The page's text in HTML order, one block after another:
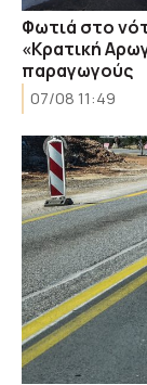
Φωτιά στο
«Κρατική
παραγωγούς
07/08 11:49